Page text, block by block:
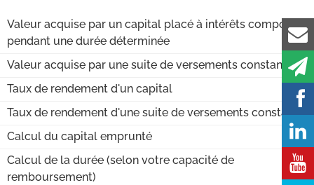
Valeur acquise par un capital placé à intérêts composés
pendant une durée déterminée
Valeur acquise par une suite de versements constants
Taux de rendement d'un capital
Taux de rendement d'une suite de versements constants
Calcul du capital emprunté
Calcul de la durée (selon votre capacité de
remboursement)